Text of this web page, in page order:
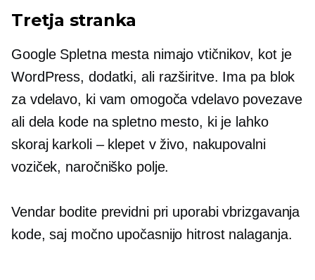
Tretja stranka
Google Spletna mesta nimajo vtičnikov, kot je
WordPress, dodatki, ali razširitve. Ima pa blok
za vdelavo, ki vam omogoča vdelavo povezave
ali dela kode na spletno mesto, ki je lahko
skoraj karkoli – klepet v živo, nakupovalni
voziček, naročniško polje.
Vendar bodite previdni pri uporabi vbrizgavanja
kode, saj močno upočasnijo hitrost nalaganja.